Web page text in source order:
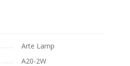
Arte Lamp
A20-2W